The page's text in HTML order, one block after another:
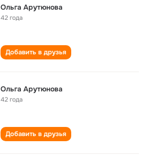
Ольга Арутюнова
42 года
Добавить в друзья
Ольга Арутюнова
42 года
Добавить в друзья